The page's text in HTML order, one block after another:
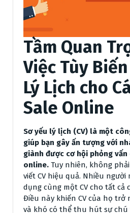
Tầm Quan
Việc Tùy
Lý Lịch cho
Sale Online
Sơ yếu lý lịch (CV) là một
giúp bạn gây ấn tượng với
giành được cơ hội phỏng
online. Tuy nhiên, không
viết CV hiệu quả. Nhiều người
dụng cùng một CV cho tất cả
Điều này khiến CV của họ
và khó có thể thu hút sự chú